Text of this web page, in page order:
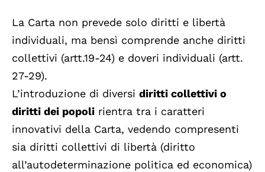
La Carta non prevede solo diritti e libertà
individuali, ma bensì comprende anche diritti
collettivi (artt.19-24) e doveri individuali (artt.
27-29).
L’introduzione di diversi diritti collettivi o
diritti dei popoli rientra tra i caratteri
innovativi della Carta, vedendo compresenti
sia diritti collettivi di libertà (diritto
all’autodeterminazione politica ed economica)